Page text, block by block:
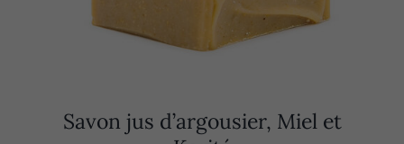
Savon jus d’argousier, Miel et